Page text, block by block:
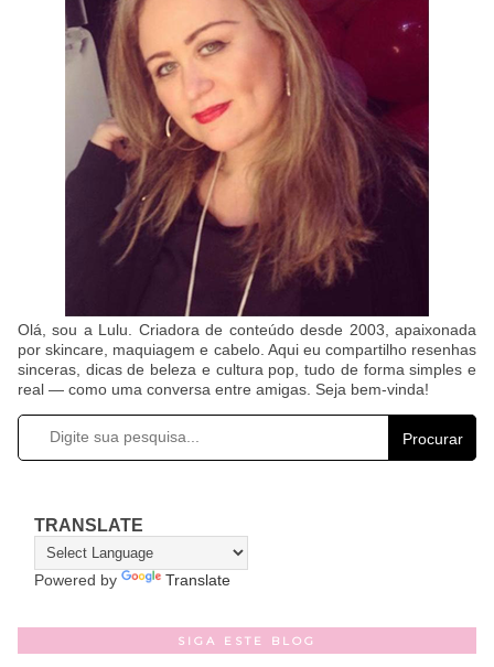
Olá, sou a Lulu. Criadora de conteúdo desde 2003, apaixonada
por skincare, maquiagem e cabelo. Aqui eu compartilho resenhas
sinceras, dicas de beleza e cultura pop, tudo de forma simples e
real — como uma conversa entre amigas. Seja bem-vinda!
Procurar
TRANSLATE
Powered by Translate
SIGA ESTE BLOG